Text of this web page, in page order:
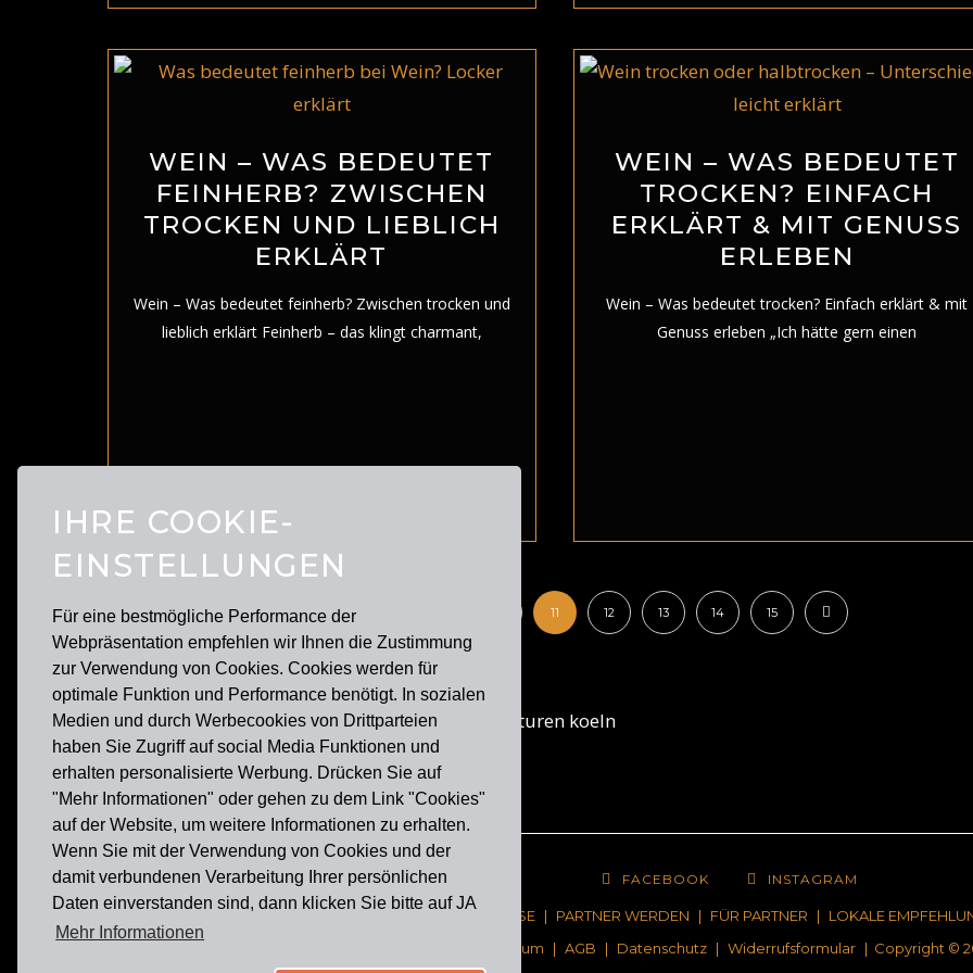
IHRE COOKIE-
EINSTELLUNGEN
Für eine bestmögliche Performance der
Webpräsentation empfehlen wir Ihnen die Zustimmung
zur Verwendung von Cookies. Cookies werden für
optimale Funktion und Performance benötigt. In sozialen
Medien und durch Werbecookies von Drittparteien
haben Sie Zugriff auf social Media Funktionen und
erhalten personalisierte Werbung. Drücken Sie auf
"Mehr Informationen" oder gehen zu dem Link "Cookies"
auf der Website, um weitere Informationen zu erhalten.
Wenn Sie mit der Verwendung von Cookies und der
damit verbundenen Verarbeitung Ihrer persönlichen
Daten einverstanden sind, dann klicken Sie bitte auf JA
Mehr Informationen
WEIN – WAS BEDEUTET
FEINHERB? ZWISCHEN
TROCKEN UND LIEBLICH
ERKLÄRT
Wein – Was bedeutet feinherb? Zwischen trocken und
lieblich erklärt Feinherb – das klingt charmant,
WEIN – WAS BEDEUTET
TROCKEN? EINFACH
ERKLÄRT & MIT GENUSS
ERLEBEN
Wein – Was bedeutet trocken? Einfach erklärt & mit
Genuss erleben „Ich hätte gern einen
7 11 12 13 14 15
FACEBOOK INSTAGRAM
FRANCHISE | PARTNER WERDEN | FÜR PARTNER |
LOKALE
Impressum
| AGB | Datenschutz | Widerrufsformular | Copyright ©